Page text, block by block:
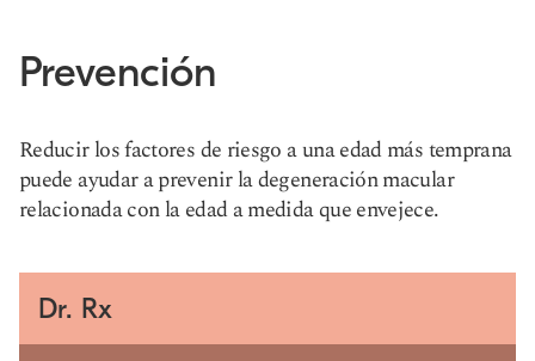
Prevención
Reducir los factores de riesgo a una edad más temprana
puede ayudar a prevenir la degeneración macular
relacionada con la edad a medida que envejece.
Dr. Rx